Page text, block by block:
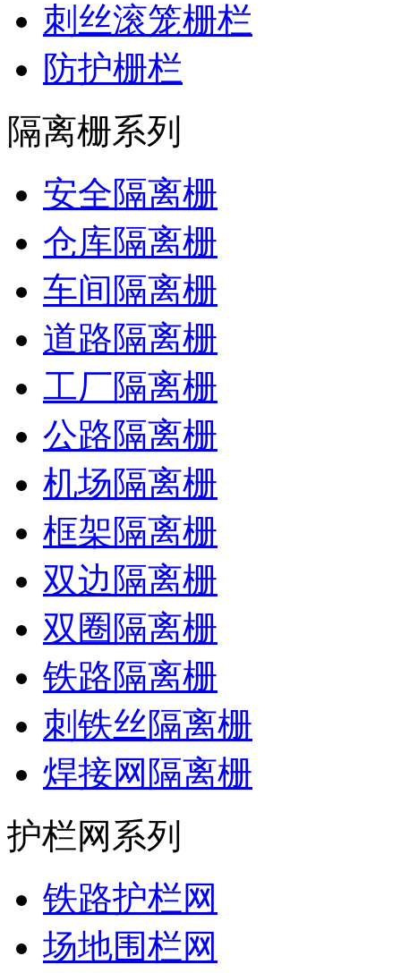
刺丝滚笼栅栏
防护栅栏
隔离栅系列
安全隔离栅
仓库隔离栅
车间隔离栅
道路隔离栅
工厂隔离栅
公路隔离栅
机场隔离栅
框架隔离栅
双边隔离栅
双圈隔离栅
铁路隔离栅
刺铁丝隔离栅
焊接网隔离栅
护栏网系列
铁路护栏网
场地围栏网